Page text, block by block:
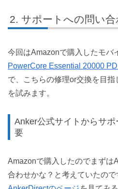
サポートへの問い合
今回はAmazonで購入したモバ
PowerCore Essential 20000
で、こちらの修理or交換を目
を試みます。
Anker公式サイトからサ
要
Amazonで購入したのでまずは
合わせかな？と考えていたの